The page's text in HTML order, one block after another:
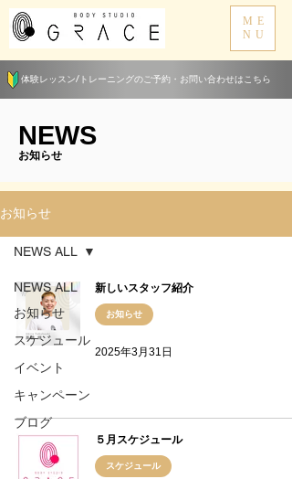
ME
NU
体験レッスン/トレーニングのご予約・お問い合わせはこちら
​NEWS
​お知らせ
お知らせ
NEWS ALL
お知らせ
スケジュール
イベント
キャンペーン
ブログ
NEWS ALL
新しいスタッフ紹介
お知らせ
2025年3月31日
５月スケジュール
スケジュール